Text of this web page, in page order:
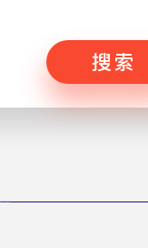
搜索